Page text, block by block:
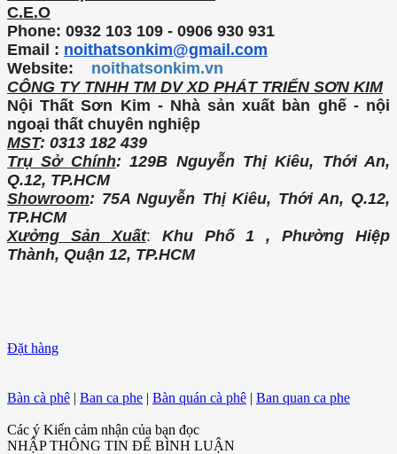
C.E.O
Phone: 0932 103 109 - 0906 930 931
Email : noithatsonkim@gmail.com
Website: noithatsonkim.vn
CÔNG TY TNHH TM DV XD PHÁT TRIỂN SƠN KIM
Nội Thất Sơn Kim - Nhà sản xuất bàn ghế - nội
ngoại thất chuyên nghiệp
MST: 0313 182 439
Trụ Sở Chính: 129B Nguyễn Thị Kiêu, Thới An,
Q.12, TP.HCM
Showroom: 75A Nguyễn Thị Kiêu, Thới An, Q.12,
TP.HCM
Xưởng Sản Xuất: Khu Phố 1 , Phường Hiệp
Thành, Quận 12, TP.HCM
Đặt hàng
Bàn cà phê | Ban ca phe | Bàn quán cà phê | Ban quan ca phe
Các ý Kiến cảm nhận của bạn đọc
NHẬP THÔNG TIN ĐỂ BÌNH LUẬN